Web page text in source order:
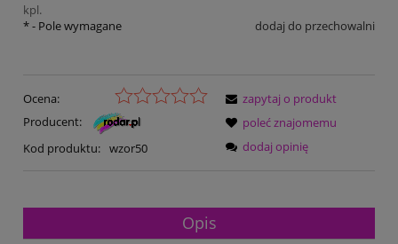
kpl.
dodaj do przechowalni
*- Pole wymagane
Ocena:
Producent:
Kod produktu: wzor50
zapytaj o produkt
poleć znajomemu
dodaj opinię
Opis